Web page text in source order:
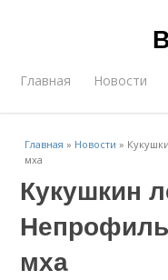
Главная Новости
Главная » Новости »
мха
Кукушкин
мха